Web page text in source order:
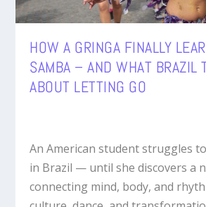
HOW A GRINGA FINALLY
SAMBA – AND WHAT BRAZIL
ABOUT LETTING GO
An American student struggles
in Brazil — until she discovers a
connecting mind, body, and